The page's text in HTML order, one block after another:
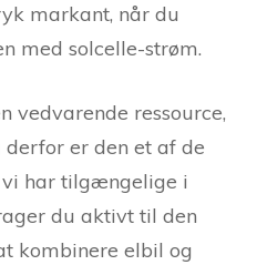
markant, når du
med solcelle-strøm.
vedvarende ressource,
er den et af de
har tilgængelige i
du aktivt til den
kombinere elbil og